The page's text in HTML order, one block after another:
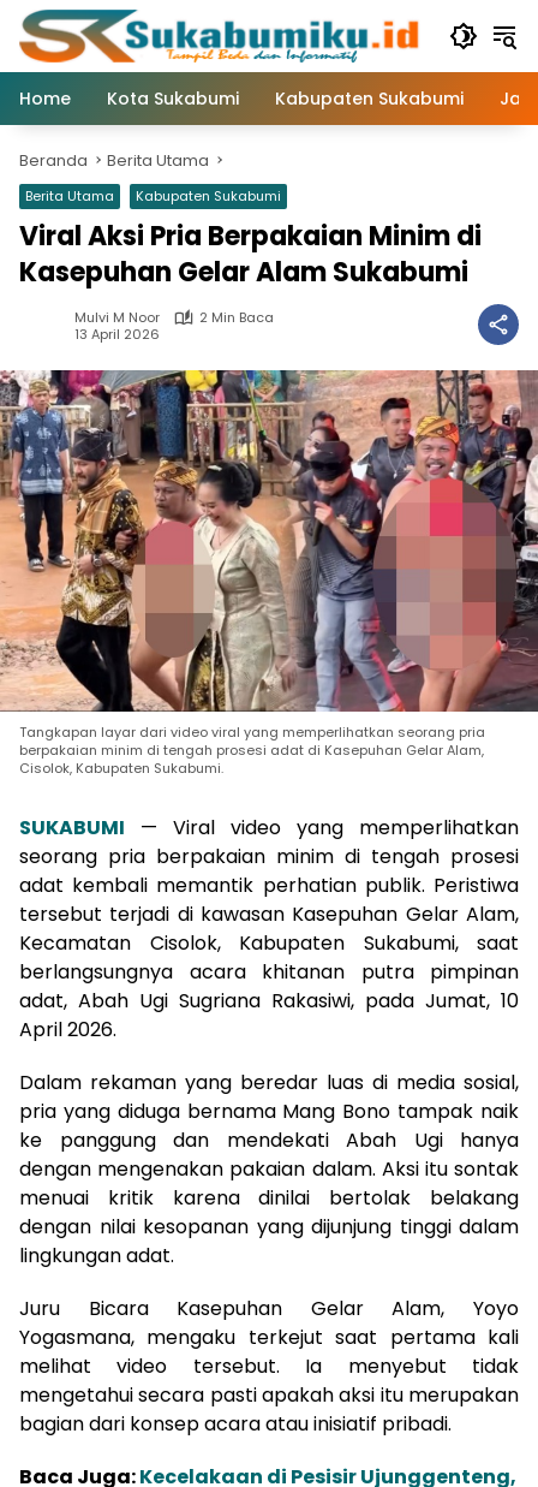
Langsung
konten
Home
Kota Sukabumi Kabupaten Sukabumi
Beranda Berita Utama
Berita Utama Kabupaten Sukabumi
Viral Aksi Pria Berpakaian Minim di
Kasepuhan Gelar Alam Sukabumi
Mulvi M Noor
2 Min Baca
13 April 2026
Tangkapan layar dari video viral yang memperlihatkan seorang pria
berpakaian minim di tengah prosesi adat di Kasepuhan Gelar Alam,
Cisolok, Kabupaten Sukabumi.
SUKABUMI
— Viral video yang memperlihatkan
seorang pria berpakaian minim di tengah prosesi
adat kembali memantik perhatian publik. Peristiwa
tersebut terjadi di kawasan Kasepuhan Gelar Alam,
Kecamatan Cisolok, Kabupaten Sukabumi, saat
berlangsungnya acara khitanan putra pimpinan
adat, Abah Ugi Sugriana Rakasiwi, pada Jumat, 10
April 2026.
Dalam rekaman yang beredar luas di media sosial,
pria yang diduga bernama Mang Bono tampak naik
ke panggung dan mendekati Abah Ugi hanya
dengan mengenakan pakaian dalam. Aksi itu sontak
menuai kritik karena dinilai bertolak belakang
dengan nilai kesopanan yang dijunjung tinggi dalam
lingkungan adat.
Juru Bicara Kasepuhan Gelar Alam, Yoyo
Yogasmana, mengaku terkejut saat pertama kali
melihat video tersebut. Ia menyebut tidak
mengetahui secara pasti apakah aksi itu merupakan
bagian dari konsep acara atau inisiatif pribadi.
Baca Juga:Kecelakaan di Pesisir Ujunggenteng,